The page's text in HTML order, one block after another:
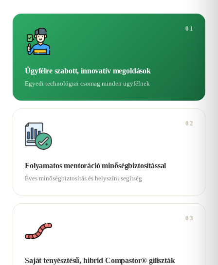
01
Ügyfélre szabott, innovatív megoldások
Egyedi technológiai csomag minden ügyfélnek
02
Folyamatos mentoráció minőségbiztosítással
Éves minőségbiztosítás és helyszíni segítség
03
Saját tenyésztésű, hibrid Compastor® giliszták